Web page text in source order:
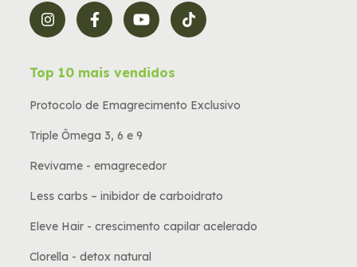
Top 10 mais vendidos
Protocolo de Emagrecimento Exclusivo
Triple Ômega 3, 6 e 9
Revivame - emagrecedor
Less carbs – inibidor de carboidrato
Eleve Hair - crescimento capilar acelerado
Clorella - detox natural